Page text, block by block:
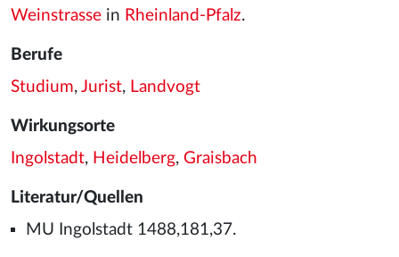
Weinstrasse in Rheinland-Pfalz.
Berufe
Studium, Jurist, Landvogt
Wirkungsorte
Ingolstadt, Heidelberg, Graisbach
Literatur/Quellen
MU Ingolstadt 1488,181,37.